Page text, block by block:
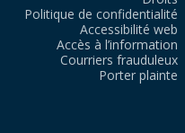
Politique de confidentialité
Accessibilité web
Accès à l’information
Courriers frauduleux
Porter plainte